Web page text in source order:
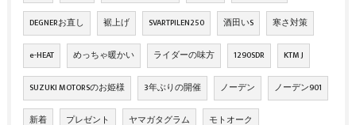
DEGNERお直し 裾上げ SVARTPILEN250 酒田いS 寒さ対策
e-HEAT めっちゃ暖かい ライダーの味方 1290SDR KTM J
SUZUKI MOTORSのお姫様 3年ぶりの開催 ノーデン ノーデン901
新着 プレゼント ヤマガタグラム モトオーク